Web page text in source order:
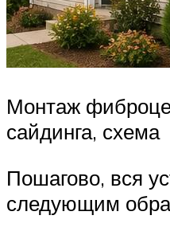
Монтаж
сайдинга, схема
Пошагово, вся
следующим